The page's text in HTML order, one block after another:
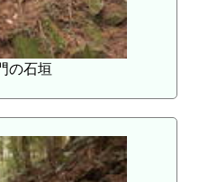
の石垣